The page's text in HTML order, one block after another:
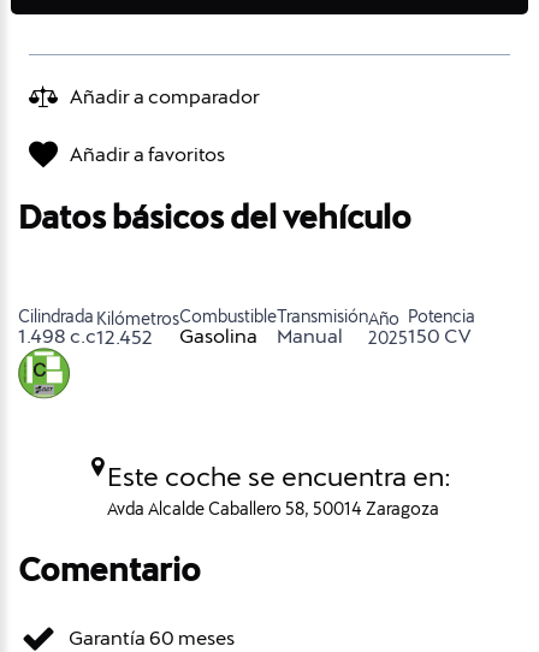
Añadir a comparador
Añadir a favoritos
Datos básicos del vehículo
Cilindrada
1.498 c.c
Kilómetros
12.452
Combustible
Gasolina
Transmisión
Manual
Año
2025
Potencia
150 CV
Este coche se encuentra en:
Avda Alcalde Caballero 58, 50014 Zaragoza
Comentario
Garantía 60 meses